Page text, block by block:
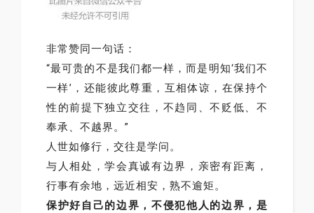
非常赞同一句话：
“最可贵的不是我们都一样，而是明知‘我们不
一样’，还能彼此尊重，互相体谅，在保持个
性的前提下独立交往，不趋同、不贬低、不
奉承、不越界。”
人世如修行，交往是学问。
与人相处，学会真诚有边界，亲密有距离，
行事有余地，远近相安，熟不逾矩。
保护好自己的边界，不侵犯他人的边界，是